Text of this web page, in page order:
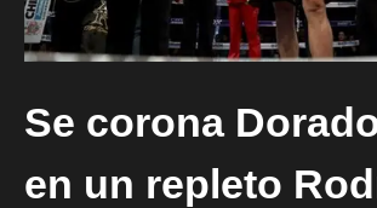
Se corona
en un repleto